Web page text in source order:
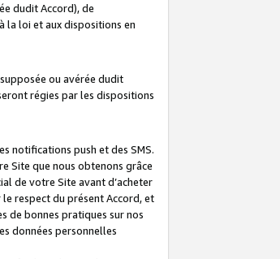
dudit Accord), de
la loi et aux dispositions en
ou avérée dudit
régies par les dispositions
notifications push et des SMS.
Site que nous obtenons grâce
de votre Site avant d’acheter
respect du présent Accord, et
de bonnes pratiques sur nos
données personnelles